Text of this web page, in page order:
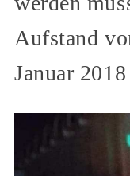
Aufstand
Januar